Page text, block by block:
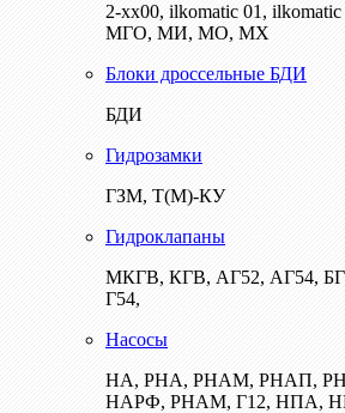
2-хх00, ilkomatic 01,
МГО, МИ, МО, МХ
Блоки дроссельные БДИ
БДИ
Гидрозамки
ГЗМ, Т(М)-КУ
Гидроклапаны
МКГВ, КГВ, АГ52, АГ54,
Г54,
Насосы
НА, РНА, РНАМ, РНАП,
НАРФ, РНАМ, Г12, НПА,